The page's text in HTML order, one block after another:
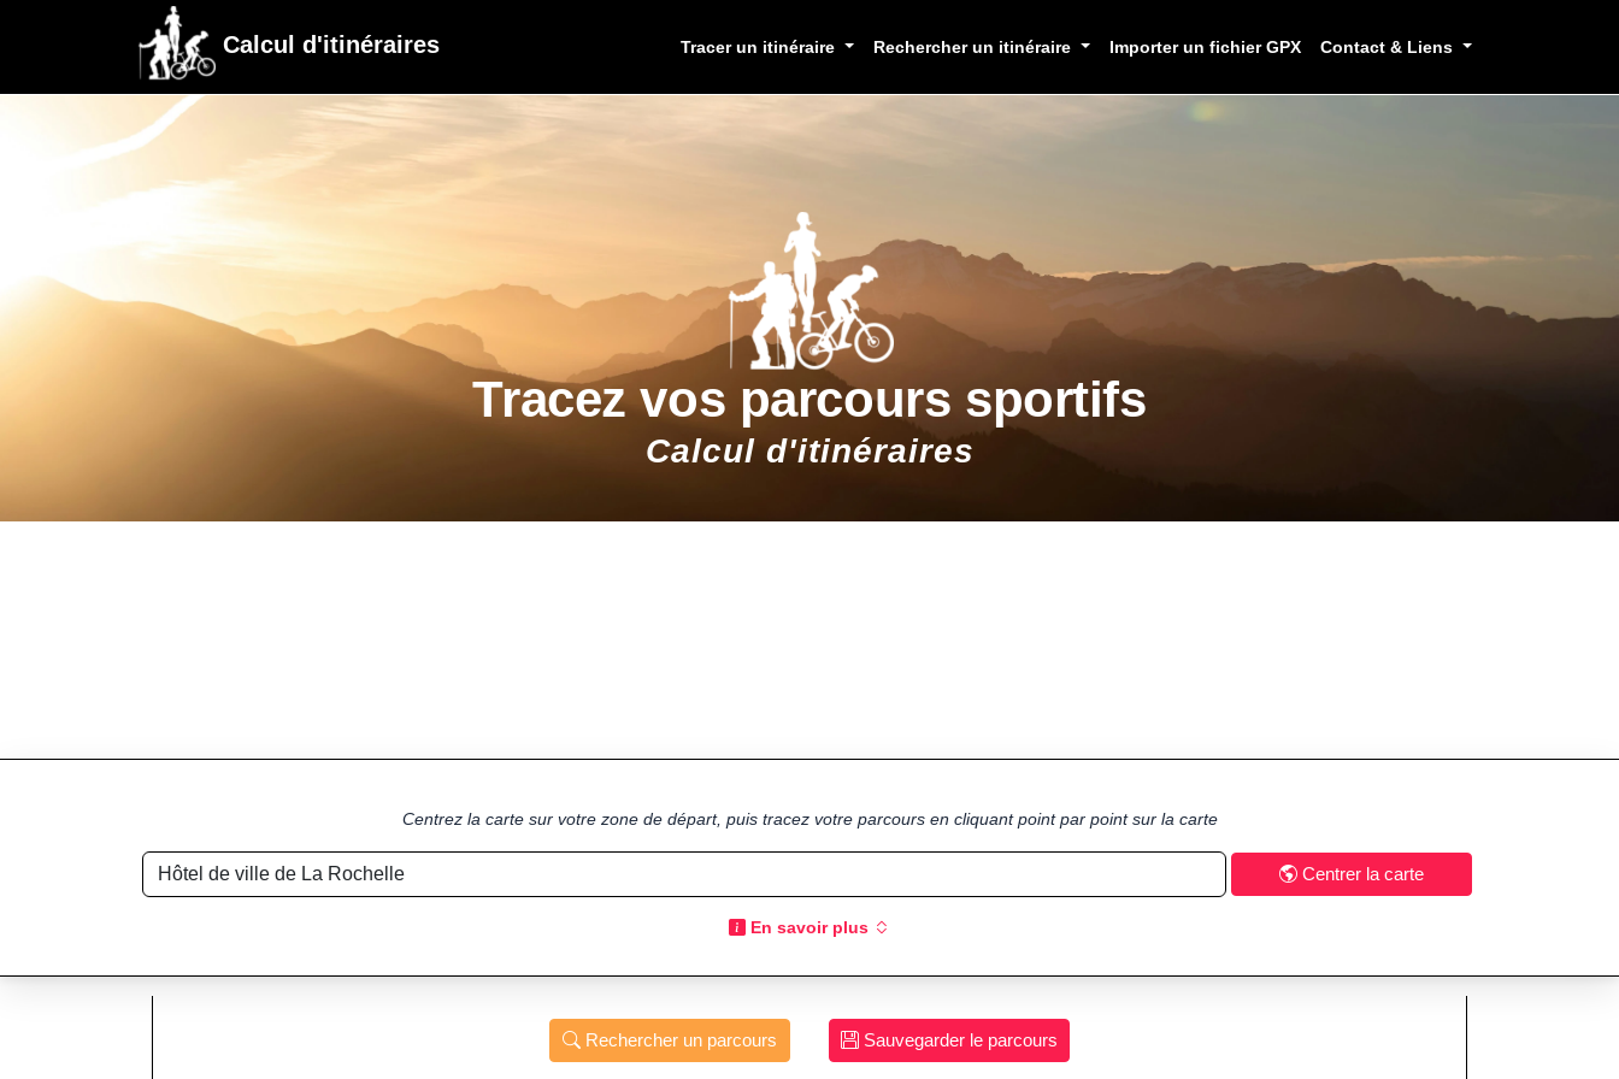
Calcul d'itinéraires Tracer un itinéraire Rechercher un itinéraire Importer un fichier GPX Contact & Liens
Tracez vos parcours sportifs
Calcul d'itinéraires
Centrez la carte sur votre zone de départ, puis tracez votre parcours en cliquant point par point sur la carte
Centrer la carte
En savoir plus
Rechercher un parcours Sauvegarder le parcours